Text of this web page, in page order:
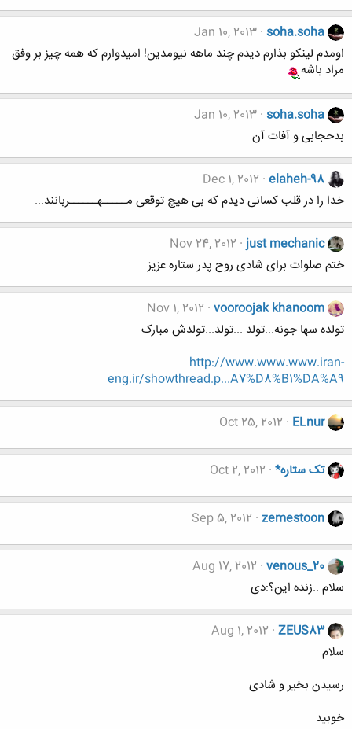
soha.soha
Jan 10, 2013
اومدم لینکو بذارم دیدم چند ماهه نیومدین! امیدوارم که همه چیز بر وفق
مراد باشه
soha.soha
Jan 10, 2013
بدحجابی و آفات آن
elaheh-98
Dec 1, 2012
خدا را در قلب کسانی دیدم که بی هیچ توقعی مـــــهــــــربانند...
just mechanic
Nov 24, 2012
ختم صلوات برای شادی روح پدر ستاره عزیز
vooroojak khanoom
Nov 1, 2012
تولده سها جونه...تولد ...تولد...تولدش مبارک
http://www.www.www.iran-
eng.ir/showthread.p...A7%D8%B1%DA%A9
ELnur
Oct 25, 2012
تک ستاره* Oct 2, 2012
zemestoon
Sep 5, 2012
venous_20
Aug 17, 2012
سلام ..زنده این؟:دی
ZEUS83
Aug 1, 2012
سلام
رسیدن بخیر و شادی
خوبید